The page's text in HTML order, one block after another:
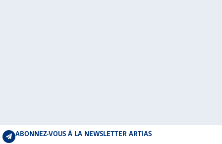
ABONNEZ-VOUS À LA NEWSLETTER ARTIAS